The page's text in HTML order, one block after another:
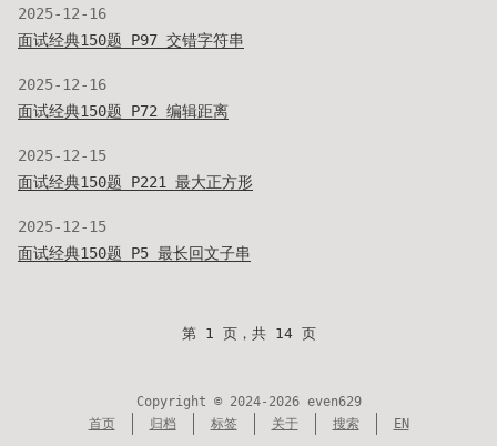
2025-12-16
面试经典150题 P97 交错字符串
2025-12-16
面试经典150题 P72 编辑距离
2025-12-15
面试经典150题 P221 最大正方形
2025-12-15
面试经典150题 P5 最长回文子串
第 1 页，共 14 页
Copyright © 2024-2026 even629
首页
归档 标签 关于 搜索 EN